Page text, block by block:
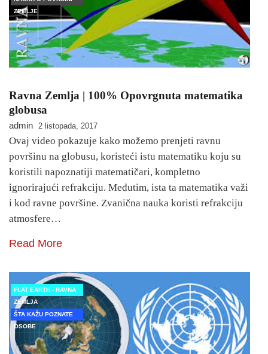
ZEMLJE
Ravna Zemlja | 100% Opovrgnuta matematika
globusa
admin 2 listopada, 2017
Ovaj video pokazuje kako možemo prenjeti ravnu
površinu na globusu, koristeći istu matematiku koju su
koristili napoznatiji matematičari, kompletno
ignorirajući refrakciju. Međutim, ista ta matematika važi
i kod ravne površine. Zvanična nauka koristi refrakciju
atmosfere…
Read More
FLAT EARTH - RAVNA
ZEMLJA
ŠTA KAŽU POZNATE
OSOBE